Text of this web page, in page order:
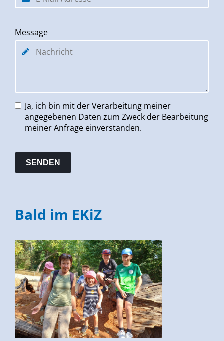
Message
Ja, ich bin mit der Verarbeitung meiner
angegebenen Daten zum Zweck der Bearbeitung
meiner Anfrage einverstanden.
Bald im EKiZ